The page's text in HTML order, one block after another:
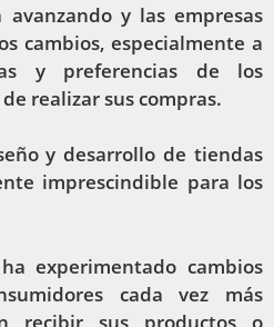
y las empresas
cambios, especialmente a
y preferencias de los
realizar sus compras.
y desarrollo de tiendas
imprescindible para los
experimentado cambios
cada vez más
recibir sus productos o